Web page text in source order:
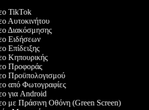
TikTok
Αυτοκινήτου
Διακόσμησης
Ειδήσεων
Επίδειξης
Κηπουρικής
Προφοράς
Προϋπολογισμού
από Φωτογραφίες
για Android
με Πράσινη Οθόνη (Green Screen)